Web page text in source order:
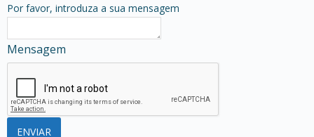
Por favor, introduza a sua mensagem
Mensagem